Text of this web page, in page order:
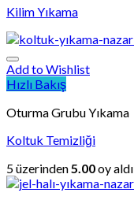
Kilim Yıkama
Add to Wishlist
Hızlı Bakış
Oturma Grubu Yıkama
Koltuk Temizliği
5 üzerinden 5.00oy aldı